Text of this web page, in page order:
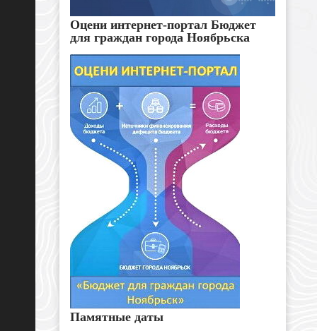
Оцени интернет-портал Бюджет
для граждан города Ноябрьска
Памятные даты